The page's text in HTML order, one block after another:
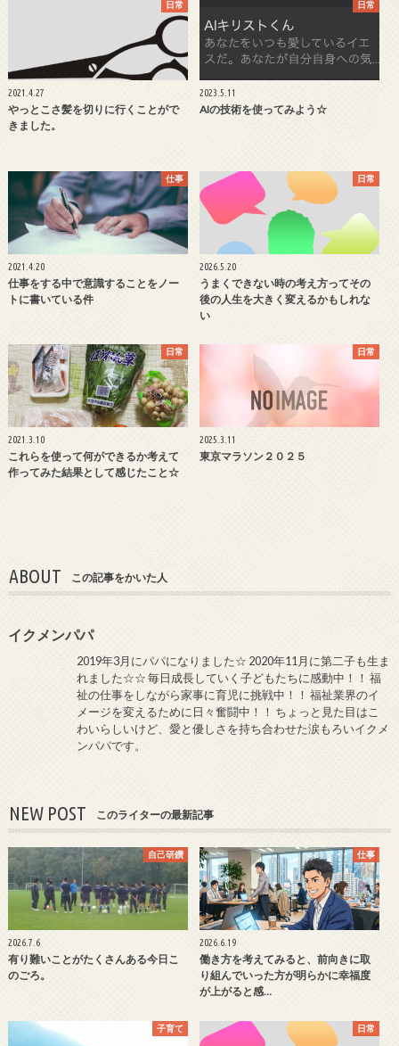
日常
2021.4.27
やっとこさ髪を切りに行くことがで
きました。
日常
2023.5.11
AIの技術を使ってみよう☆
仕事
2021.4.20
仕事をする中で意識することをノー
トに書いている件
日常
2026.5.20
うまくできない時の考え方ってその
後の人生を大きく変えるかもしれな
い
日常
2021.3.10
これらを使って何ができるか考えて
作ってみた結果として感じたこと☆
日常
2025.3.11
東京マラソン２０２５
ABOUT この記事をかいた人
イクメンパパ
2019年3月にパパになりました☆ 2020年11月に第二子も生ま
れました☆☆ 毎日成長していく子どもたちに感動中！！ 福
祉の仕事をしながら家事に育児に挑戦中！！ 福祉業界のイ
メージを変えるために日々奮闘中！！ ちょっと見た目はこ
わいらしいけど、愛と優しさを持ち合わせた涙もろいイクメ
ンパパです。
NEW POST このライターの最新記事
自己研鑽
2026.7.6
有り難いことがたくさんある今日こ
のごろ。
仕事
2026.6.19
働き方を考えてみると、前向きに取
り組んでいった方が明らかに幸福度
が上がると感…
子育て 日常